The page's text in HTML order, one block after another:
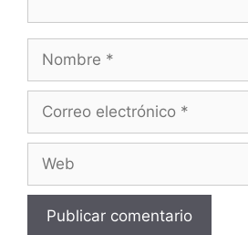
electrónico